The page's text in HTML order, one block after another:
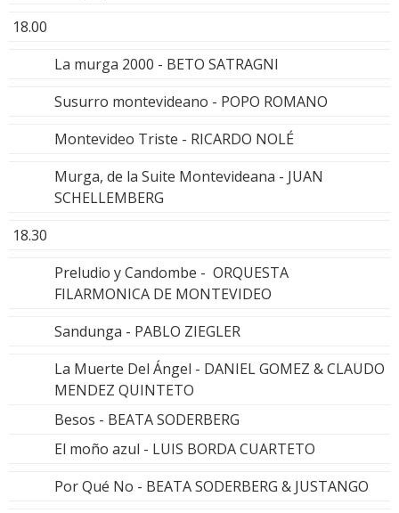
18.00
La murga 2000 - BETO SATRAGNI
Susurro montevideano - POPO ROMANO
Montevideo Triste - RICARDO NOLÉ
Murga, de la Suite Montevideana - JUAN
SCHELLEMBERG
18.30
Preludio y Candombe - ORQUESTA
FILARMONICA DE MONTEVIDEO
Sandunga - PABLO ZIEGLER
La Muerte Del Ángel - DANIEL GOMEZ & CLAUDO
MENDEZ QUINTETO
Besos - BEATA SODERBERG
El moño azul - LUIS BORDA CUARTETO
Por Qué No - BEATA SODERBERG & JUSTANGO